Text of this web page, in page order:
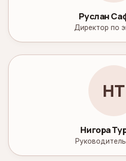
Руслан
Директор по
НТ
Нигора